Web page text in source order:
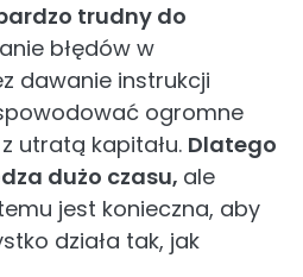
trudny do
błędów w
dawanie instrukcji
ogromne
utratą kapitału. Dlatego
dużo czasu, ale
jest konieczna, aby
działa tak, jak